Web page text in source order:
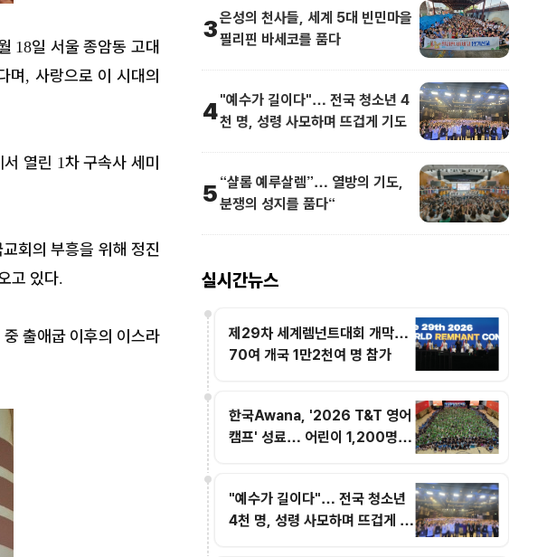
18일 서울 종암동 고대
며 , 사랑으로 이 시대의
열린 1차 구속사 세미
회의 부흥을 위해 정진
고 있다.
중 출애굽 이후의 이스라
3은성의 천사들, 세계 5대 빈민마을
필리핀 바세코를 품다
4"예수가 길이다"… 전국 청소년 4
천 명, 성령 사모하며 뜨겁게 기도
5 “샬롬 예루살렘”… 열방의 기도,
분쟁의 성지를 품다“
실시간뉴스
제29차 세계렘넌트대회 개막…
70여 개국 1만2천여 명 참가
한국Awana, '2026 T&T 영어
캠프' 성료… 어린이 1,200명 복
"예수가 길이다"… 전국 청소년
4천 명, 성령 사모하며 뜨겁게 기